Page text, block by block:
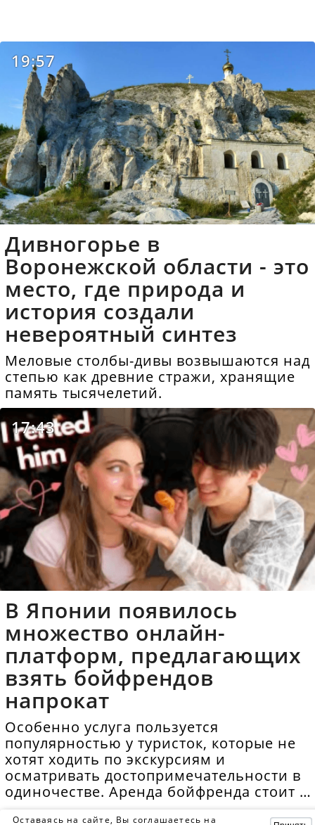
19:57
Дивногорье в
Воронежской области - это
место, где природа и
история создали
невероятный синтез
Меловые столбы-дивы возвышаются над
степью как древние стражи, хранящие
память тысячелетий.
17:43
В Японии появилось
множество онлайн-
платформ, предлагающих
взять бойфрендов
напрокат
Особенно услуга пользуется
популярностью у туристок, которые не
хотят ходить по экскурсиям и
осматривать достопримечательности в
одиночестве. Аренда бойфренда стоит в
Оставаясь на сайте, Вы соглашаетесь на